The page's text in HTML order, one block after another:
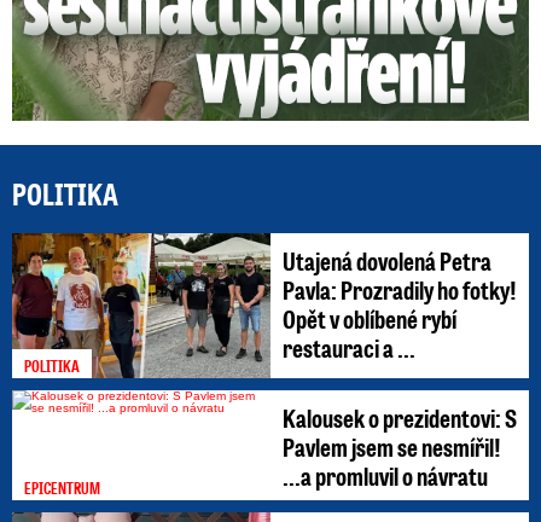
POLITIKA
POLITIKA
Utajená dovolená Petra
Pavla: Prozradily ho fotky!
Opět v oblíbené rybí
restauraci a ...
EPICENTRUM
Kalousek o prezidentovi: S
Pavlem jsem se nesmířil!
...a promluvil o návratu